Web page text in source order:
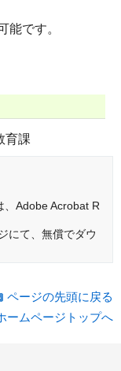
能です。
育課
、Adobe Acrobat R
にて、無償でダウ
ページの先頭に戻る
ームページトップへ